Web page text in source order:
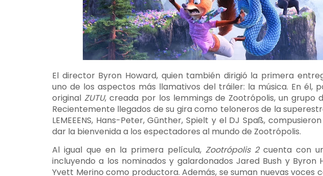
El director Byron Howard, quien también dirigió la primera
uno de los aspectos más llamativos del tráiler: la música. En él,
original ZUTU, creada por los lemmings de Zootrópolis, un grupo
Recientemente llegados de su gira como teloneros de la
LEMEEENS, Hans-Peter, Gūnther, Spielt y el DJ Spaß,
dar la bienvenida a los espectadores al mundo de Zootrópolis.
Al igual que en la primera película, Zootrópolis 2cuenta con
incluyendo a los nominados y galardonados Jared Bush y
Yvett Merino como productora. Además, se suman nuevas voces